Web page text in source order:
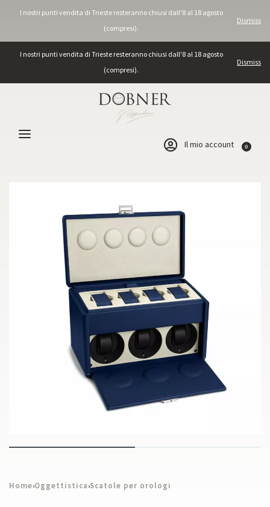
I nostri punti vendita di Trieste resteranno chiusi dall'8 al 18 agosto
(compresi).
Dismiss
I nostri punti vendita di Trieste resteranno chiusi dall'8 al 18 agosto
(compresi).
Dismiss
Il mio account 0
Home›Oggettistica ›Scatole per orologi